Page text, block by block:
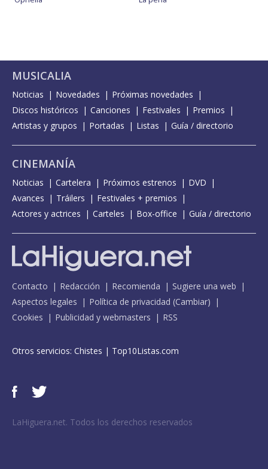
MUSICALIA
Noticias Novedades
Próximas novedades
Discos históricos
Canciones Festivales
Premios
Artistas y grupos
Portadas Listas Guía / directorio
CINEMANÍA
Noticias Cartelera Próximos estrenos
DVD
Avances
Tráilers
Festivales + premios
Actores y actrices
Carteles Box-office Guía / directorio
Contacto Redacción Recomienda
Sugiere una web
Aspectos legales
Política de privacidad (Cambiar)
Cookies
Publicidad y webmasters RSS
Otros servicios: Chistes | Top10Listas.com
LaHiguera.net. Todos los derechos reservados